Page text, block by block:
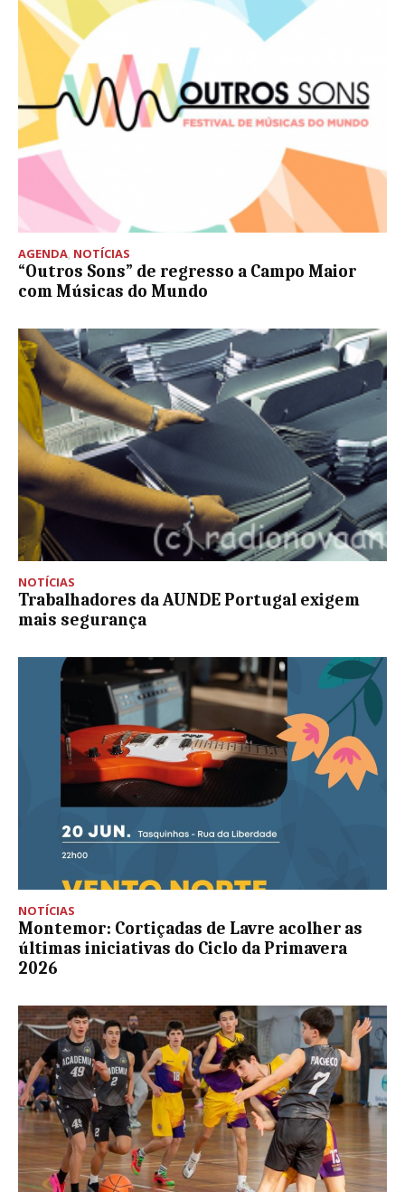
AGENDA NOTÍCIAS
“Outros Sons” de regresso a Campo Maior
com Músicas do Mundo
NOTÍCIAS
Trabalhadores da AUNDE Portugal exigem
mais segurança
NOTÍCIAS
Montemor: Cortiçadas de Lavre acolher as
últimas iniciativas do Ciclo da Primavera
2026